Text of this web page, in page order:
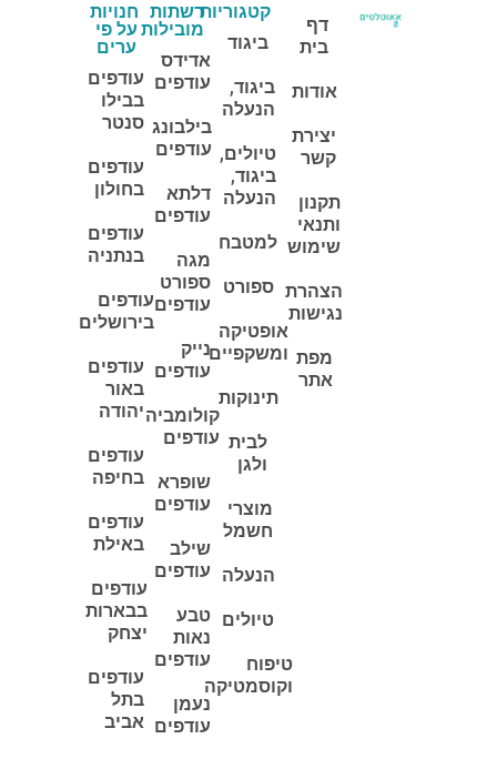
דף
בית
אודות
יצירת
קשר
תקנון
ותנאי
שימוש
הצהרת
נגישות
מפת
אתר
קטגוריות
ביגוד
ביגוד,
הנעלה
טיולים,
ביגוד,
הנעלה
למטבח
ספורט
אופטיקה
ומשקפיים
תינוקות
לבית
ולגן
מוצרי
חשמל
הנעלה
טיולים
טיפוח
וקוסמטיקה
רשתות
מובילות
אדידס
עודפים
בילבונג
עודפים
דלתא
עודפים
מגה
ספורט
עודפים
נייק
עודפים
קולומביה
עודפים
שופרא
עודפים
שילב
עודפים
טבע
נאות
עודפים
נעמן
עודפים
חנויות
על פי
ערים
עודפים
בבילו
סנטר
עודפים
בחולון
עודפים
בנתניה
עודפים
בירושלים
עודפים
באור
יהודה
עודפים
בחיפה
עודפים
באילת
עודפים
בבארות
יצחק
עודפים
בתל
אביב